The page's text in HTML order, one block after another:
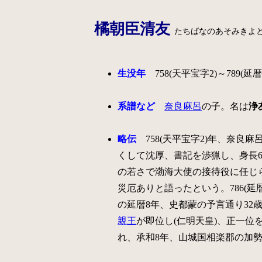
橘朝臣清友 たちばなのあそみきよ
生没年 758(天平宝字2)～789(延
系譜など 奈良麻呂の子。名は浄
略伝758(天平宝字2)年、奈良麻
くして沈厚、書記を渉猟し、身
の若さで渤海大使の接待役に任
災厄ありと語ったという。786(
の延暦8年、史都蒙の予言通り32
親王が即位し(仁明天皇)、正一位
れ、承和8年、山城国相楽郡の加